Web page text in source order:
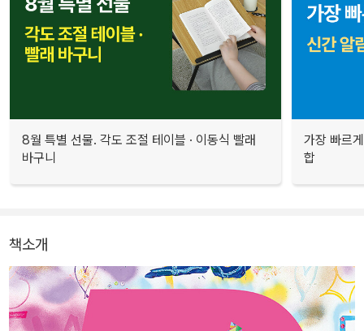
8월 특별 선물. 각도 조절 테이블 · 이동식 빨래
바구니
가장 빠르
합
책소개